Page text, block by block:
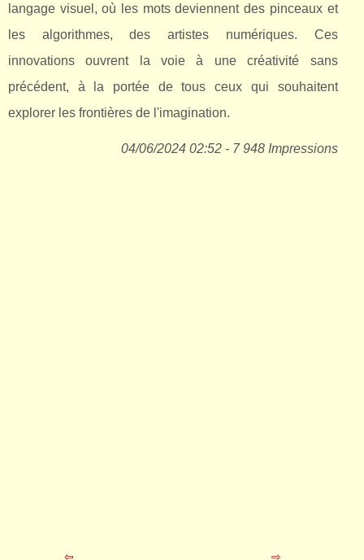
langage visuel, où les mots deviennent des pinceaux et
les algorithmes, des artistes numériques. Ces
innovations ouvrent la voie à une créativité sans
précédent, à la portée de tous ceux qui souhaitent
explorer les frontières de l'imagination.
04/06/2024 02:52 - 7 948 Impressions